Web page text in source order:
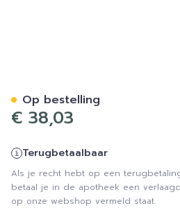
€ 38,03
Terugbetaalbaar
Als je recht hebt op een
betaal je in de apotheek een
op onze webshop vermeld staat.
Op bestelling